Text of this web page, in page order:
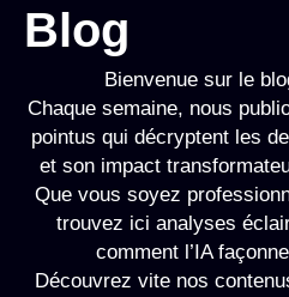
Blog
Bienvenue sur le
Chaque semaine, nous
pointus qui décryptent les
et son impact
Que vous soyez
trouvez ici analyses
comment l’IA
Découvrez vite nos